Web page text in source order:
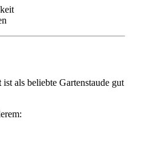
ist als beliebte Gartenstaude gut